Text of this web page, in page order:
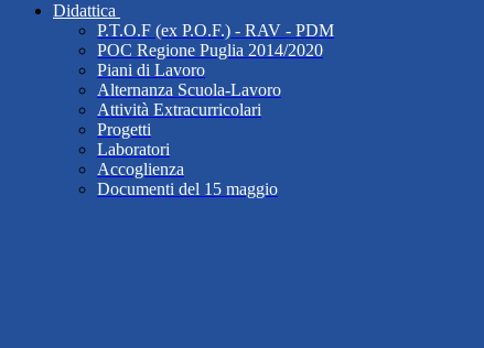
Didattica
P.T.O.F (ex P.O.F.) - RAV - PDM
POC Regione Puglia 2014/2020
Piani di Lavoro
Alternanza Scuola-Lavoro
Attività Extracurricolari
Progetti
Laboratori
Accoglienza
Documenti del 15 maggio